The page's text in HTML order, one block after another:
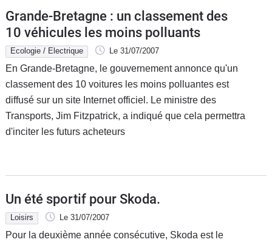
Grande-Bretagne : un classement des
10 véhicules les moins polluants
Ecologie / Electrique Le 31/07/2007
En Grande-Bretagne, le gouvernement annonce qu'un
classement des 10 voitures les moins polluantes est
diffusé sur un site Internet officiel. Le ministre des
Transports, Jim Fitzpatrick, a indiqué que cela permettra
d'inciter les futurs acheteurs
Un été sportif pour Skoda.
Loisirs Le 31/07/2007
Pour la deuxième année consécutive, Skoda est le